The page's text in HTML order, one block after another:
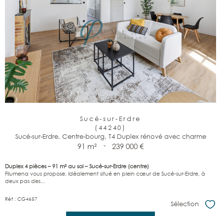
Sucé-sur-Erdre
(44240)
Sucé-sur-Erdre, Centre-bourg, T4 Duplex rénové avec charme
91 m² - 239 000 €
Duplex 4 pièces – 91 m² au sol – Sucé-sur-Erdre (centre)
Filumena vous propose, Idéalement situé en plein cœur de Sucé-sur-Erdre, à
deux pas des...
Réf : CG4657
Sélection